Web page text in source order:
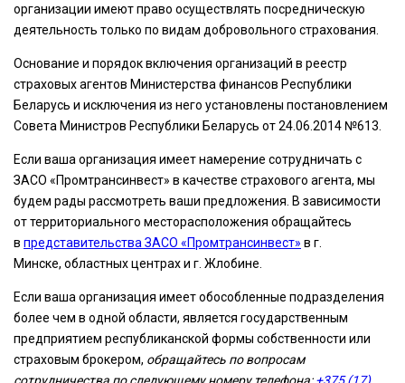
организации имеют право осуществлять посредническую
деятельность только по видам добровольного страхования.
Основание и порядок включения организаций в реестр
страховых агентов Министерства финансов Республики
Беларусь и исключения из него установлены постановлением
Совета Министров Республики Беларусь от 24.06.2014 №613.
Если ваша организация имеет намерение сотрудничать с
ЗАСО «Промтрансинвест» в качестве страхового агента, мы
будем рады рассмотреть ваши предложения. В зависимости
от территориального месторасположения обращайтесь
в представительства ЗАСО «Промтрансинвест» в г.
Минске, областных центрах и г. Жлобине.
Если ваша организация имеет обособленные подразделения
более чем в одной области, является государственным
предприятием республиканской формы собственности или
страховым брокером, обращайтесь по вопросам
сотрудничества по следующему номеру телефона:+375 (17)